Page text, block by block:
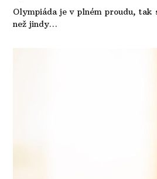
Olympiáda je v plném proudu, tak
než jindy…